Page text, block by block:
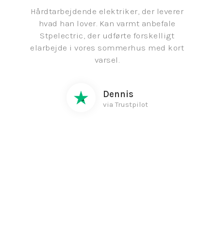
Hårdtarbejdende elektriker, der leverer
hvad han lover. Kan varmt anbefale
Stpelectric, der udførte forskelligt
elarbejde i vores sommerhus med kort
varsel.
Dennis
via Trustpilot